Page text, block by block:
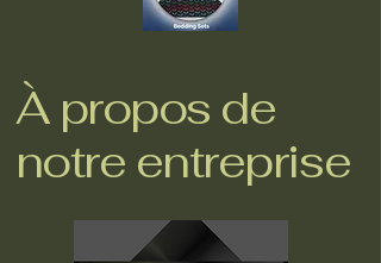
À propos de
notre entreprise